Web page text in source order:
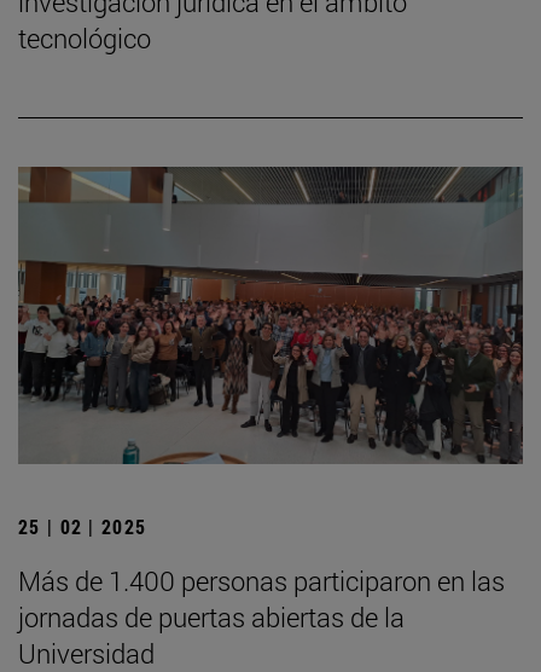
tecnológico
25 | 02 | 2025
Más de 1.400 personas participaron en las
jornadas de puertas abiertas de la
Universidad